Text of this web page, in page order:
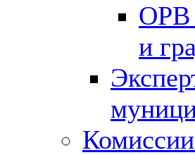
ОРВ
и